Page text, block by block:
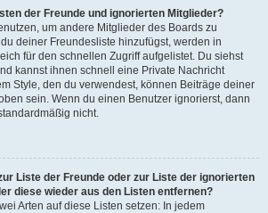
der Freunde und ignorierten Mitglieder?
um andere Mitglieder des Boards zu
deiner Freundesliste hinzufügst, werden in
für den schnellen Zugriff aufgelistet. Du siehst
kannst ihnen schnell eine Private Nachricht
Style, den du verwendest, können Beiträge deiner
sein. Wenn du einen Benutzer ignorierst, dann
nicht.
Liste der Freunde oder zur Liste der ignorierten
diese wieder aus den Listen entfernen?
Arten auf diese Listen setzen: In jedem